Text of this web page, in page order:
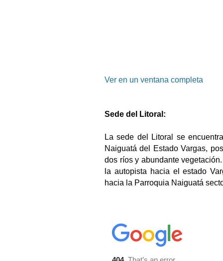
Ver en un ventana completa
Sede del Litoral:
La sede del Litoral se
Naiguatá del Estado Vargas,
dos ríos y abundante
la autopista hacia el estado
hacia la Parroquia Naiguatá